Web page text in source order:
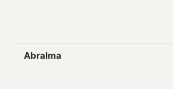
Abralma